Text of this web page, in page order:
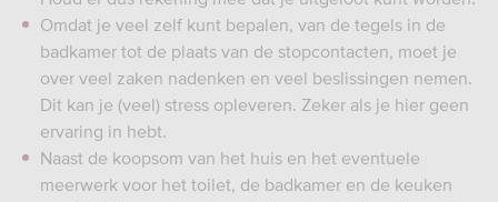
Omdat je veel zelf kunt bepalen, van de tegels in de
badkamer tot de plaats van de stopcontacten, moet je
over veel zaken nadenken en veel beslissingen nemen.
Dit kan je (veel) stress opleveren. Zeker als je hier geen
ervaring in hebt.
Naast de koopsom van het huis en het eventuele
meerwerk voor het toilet, de badkamer en de keuken